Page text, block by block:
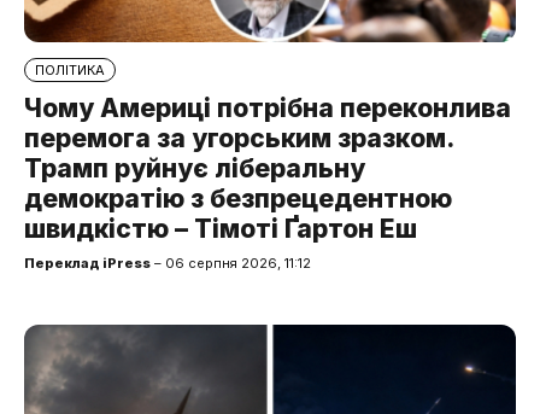
ПОЛІТИКА
Чому Америці потрібна переконлива
перемога за угорським зразком.
Трамп руйнує ліберальну
демократію з безпрецедентною
швидкістю – Тімоті Ґартон Еш
Переклад iPress – 06 серпня 2026, 11:12